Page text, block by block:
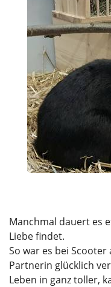
Manchmal dauert es
Liebe findet.
So war es bei
Partnerin glücklich
Leben in ganz toller,